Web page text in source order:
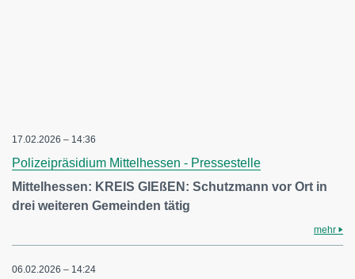
17.02.2026 – 14:36
Polizeipräsidium Mittelhessen - Pressestelle
Mittelhessen: KREIS GIEßEN: Schutzmann vor Ort in
drei weiteren Gemeinden tätig
mehr
06.02.2026 – 14:24